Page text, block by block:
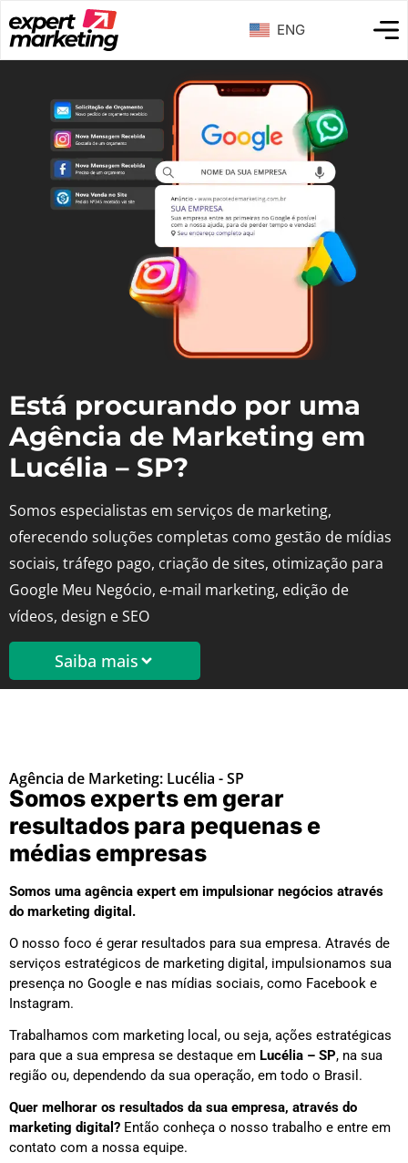
ENG
Está procurando por uma
Agência de Marketing em
Lucélia – SP?
Somos especialistas em serviços de marketing,
oferecendo soluções completas como gestão de mídias
sociais, tráfego pago, criação de sites, otimização para
Google Meu Negócio, e-mail marketing, edição de
vídeos, design e SEO
Saiba mais
Agência de Marketing: Lucélia - SP
Somos experts em gerar
resultados para pequenas e
médias empresas
Somos uma agência expert em impulsionar negócios através
do marketing digital.
O nosso foco é gerar resultados para sua empresa. Através de
serviços estratégicos de marketing digital, impulsionamos sua
presença no Google e nas mídias sociais, como Facebook e
Instagram.
Trabalhamos com marketing local, ou seja, ações estratégicas
para que a sua empresa se destaque em Lucélia – SP, na sua
região ou, dependendo da sua operação, em todo o Brasil.
Quer melhorar os resultados da sua empresa, através do
marketing digital? Então conheça o nosso trabalho e entre em
contato com a nossa equipe.